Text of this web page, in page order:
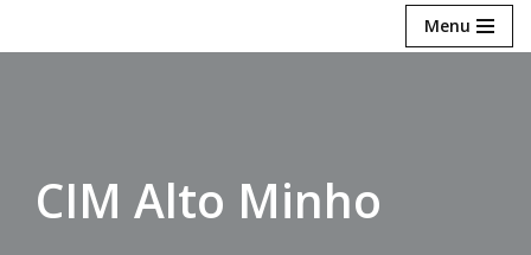
Menu
CIM Alto Minho